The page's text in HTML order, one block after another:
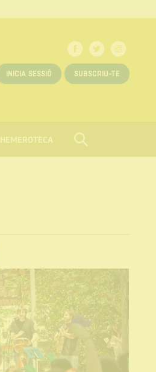
INICIA SESSIÓ SUBSCRIU-TE
HEMEROTECA CERCAR